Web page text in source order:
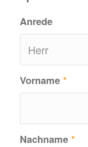
Anrede
Vorname *
Nachname *